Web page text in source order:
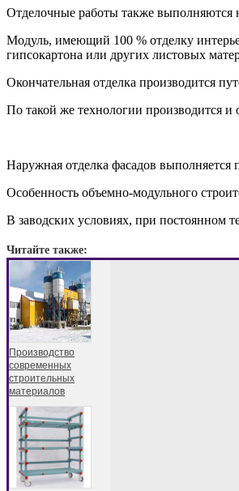
Отделочные работы также
Модуль, имеющий 100 % отделку
гипсокартона или других листовых
Окончательная отделка производится
По такой же технологии производится и
Наружная отделка фасадов
Особенность объемно-модульного
В заводских условиях, при постоянном
Читайте также:
Производство
современных
строительных
материалов